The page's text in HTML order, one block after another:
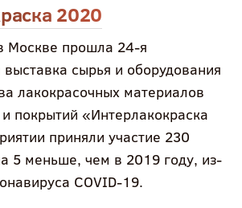
2020
Москве прошла 24-я
сырья и оборудования
лакокрасочных материалов
«Интерлакокраска
приняли участие 230
5 меньше, чем в 2019 году, из-
COVID-19.